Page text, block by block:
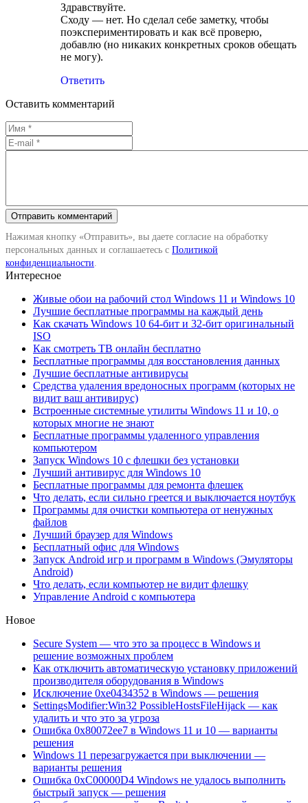
Здравствуйте.
Сходу — нет. Но сделал себе заметку, чтобы
поэкспериментировать и как всё проверю,
добавлю (но никаких конкретных сроков обещать
не могу).
Ответить
Оставить комментарий
Нажимая кнопку «Отправить», вы даете согласие на обработку
персональных данных и соглашаетесь с Политикой
конфиденциальности
Интересное
Живые обои на рабочий стол Windows 11 и Windows 10
Лучшие бесплатные программы на каждый день
Как скачать Windows 10 64-бит и 32-бит оригинальный
ISO
Как смотреть ТВ онлайн бесплатно
Бесплатные программы для восстановления данных
Лучшие бесплатные антивирусы
Средства удаления вредоносных программ (которых не
видит ваш антивирус)
Встроенные системные утилиты Windows 11 и 10, о
которых многие не знают
Бесплатные программы удаленного управления
компьютером
Запуск Windows 10 с флешки без установки
Лучший антивирус для Windows 10
Бесплатные программы для ремонта флешек
Что делать, если сильно греется и выключается ноутбук
Программы для очистки компьютера от ненужных
файлов
Лучший браузер для Windows
Бесплатный офис для Windows
Запуск Android игр и программ в Windows (Эмуляторы
Android)
Что делать, если компьютер не видит флешку
Управление Android с компьютера
Новое
Secure System — что это за процесс в Windows и
решение возможных проблем
Как отключить автоматическую установку приложений
производителя оборудования в Windows
Исключение 0xe0434352 в Windows — решения
SettingsModifier:Win32 PossibleHostsFileHijack — как
удалить и что это за угроза
Ошибка 0x80072ee7 в Windows 11 и 10 — варианты
решения
Windows 11 перезагружается при выключении —
варианты решения
Ошибка 0xC00000D4 Windows не удалось выполнить
быстрый запуск — решения